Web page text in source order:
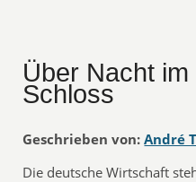
Über Nacht im
Schloss
Geschrieben von: André
Die deutsche Wirtschaft